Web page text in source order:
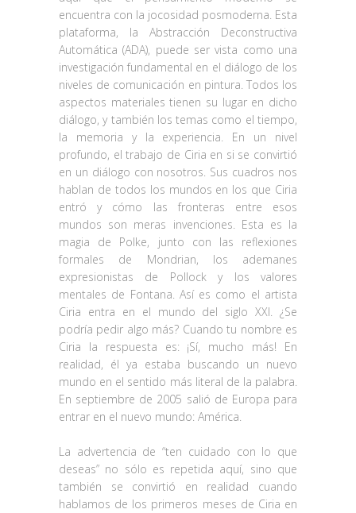
encuentra con la jocosidad posmoderna. Esta
plataforma, la Abstracción Deconstructiva
Automática (ADA), puede ser vista como una
investigación fundamental en el diálogo de los
niveles de comunicación en pintura. Todos los
aspectos materiales tienen su lugar en dicho
diálogo, y también los temas como el tiempo,
la memoria y la experiencia. En un nivel
profundo, el trabajo de Ciria en si se convirtió
en un diálogo con nosotros. Sus cuadros nos
hablan de todos los mundos en los que Ciria
entró y cómo las fronteras entre esos
mundos son meras invenciones. Esta es la
magia de Polke, junto con las reflexiones
formales de Mondrian, los ademanes
expresionistas de Pollock y los valores
mentales de Fontana. Así es como el artista
Ciria entra en el mundo del siglo XXI. ¿Se
podría pedir algo más? Cuando tu nombre es
Ciria la respuesta es: ¡Sí, mucho más! En
realidad, él ya estaba buscando un nuevo
mundo en el sentido más literal de la palabra.
En septiembre de 2005 salió de Europa para
entrar en el nuevo mundo: América.
La advertencia de “ten cuidado con lo que
deseas” no sólo es repetida aquí, sino que
también se convirtió en realidad cuando
hablamos de los primeros meses de Ciria en